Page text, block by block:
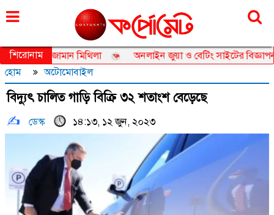
শুক্রবার, ০৭ আগস্ট ২০২৬, ২৩ শ্রাবণ ১৪৩৩
শিরোনাম
তানজিয়া জামান মিথিলা
অনলাইন জুয়া ও বেটিং সাইটের বিজ্ঞাপন
হোম
অটোমোবাইল
বিদ্যুৎ চালিত গাড়ি বিক্রি ৩২ শতাংশ বেড়েছে
ডেস্ক ১৪:১৩, ১২ জুন, ২০২৩